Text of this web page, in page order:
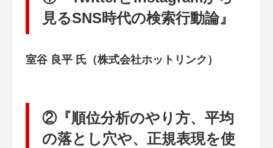
見るSNS時代の検索行動論』
室谷 良平 氏（株式会社ホットリンク）
②『順位分析のやり方、平均
の落とし穴や、正規表現を使